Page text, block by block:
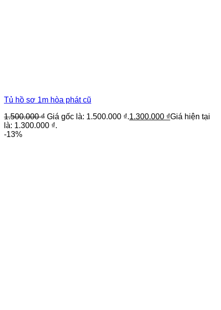
Tủ hồ sơ 1m hòa phát cũ
1.500.000₫ Giá gốc là: 1.500.000 ₫.1.300.000 ₫Giá hiện tại
là: 1.300.000 ₫.
-13%